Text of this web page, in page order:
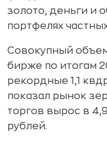
золото, деньги и
портфелях
Совокупный
бирже по итогам
рекордные 1,1
показал рынок
торгов вырос в
рублей.